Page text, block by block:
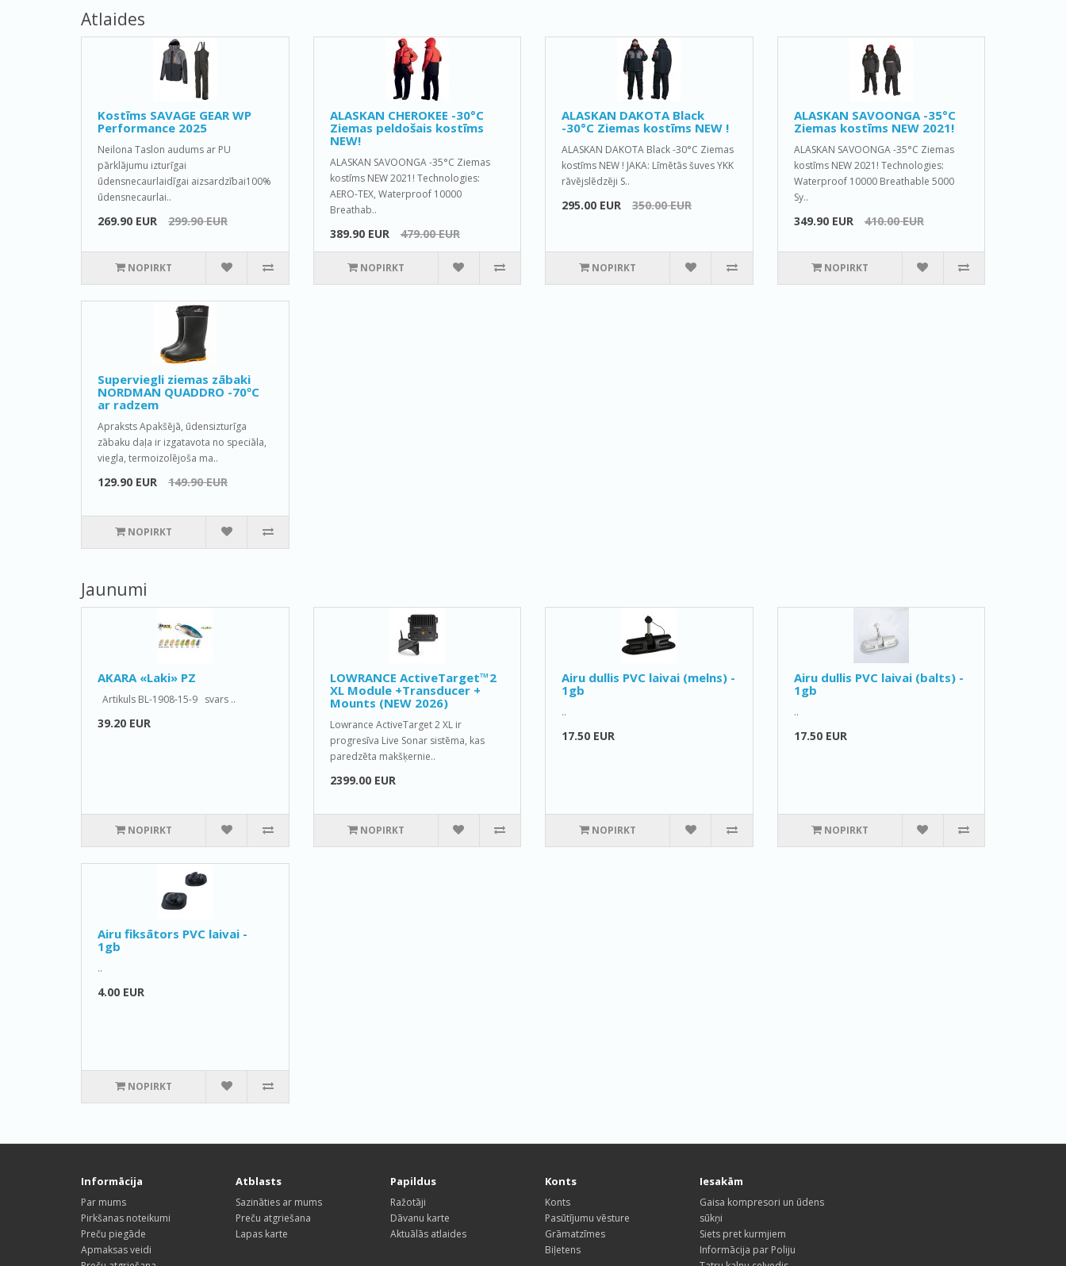
Atlaides
Kostīms SAVAGE GEAR WP
Performance 2025
Neilona Taslon audums ar PU
pārklājumu izturīgai
ūdensnecaurlaidīgai aizsardzībai100%
ūdensnecaurlai..
269.90 EUR 299.90 EUR
NOPIRKT
ALASKAN CHEROKEE -30°C
Ziemas peldošais kostīms
NEW!
ALASKAN SAVOONGA -35°C Ziemas
kostīms NEW 2021! Technologies:
AERO-TEX, Waterproof 10000
Breathab..
389.90 EUR 479.00 EUR
NOPIRKT
ALASKAN DAKOTA Black
-30°C Ziemas kostīms NEW !
ALASKAN DAKOTA Black -30°C Ziemas
kostīms NEW ! JAKA: Līmētās šuves YKK
rāvējslēdzēji S..
295.00 EUR 350.00 EUR
NOPIRKT
ALASKAN SAVOONGA -35°C
Ziemas kostīms NEW 2021!
ALASKAN SAVOONGA -35°C Ziemas
kostīms NEW 2021! Technologies:
Waterproof 10000 Breathable 5000
Sy..
349.90 EUR 410.00 EUR
NOPIRKT
Superviegli ziemas zābaki
NORDMAN QUADDRO -70ºС
ar radzem
Apraksts Apakšējā, ūdensizturīga
zābaku daļa ir izgatavota no speciāla,
viegla, termoizolējoša ma..
129.90 EUR 149.90 EUR
NOPIRKT
Jaunumi
AKARA «Laki» PZ
Artikuls BL-1908-15-9 svars ..
39.20 EUR
NOPIRKT
LOWRANCE ActiveTarget™2
XL Module +Transducer +
Mounts (NEW 2026)
Lowrance ActiveTarget 2 XL ir
progresīva Live Sonar sistēma, kas
paredzēta makšķernie..
2399.00 EUR
NOPIRKT
Airu dullis PVC laivai (melns) -
1gb
..
17.50 EUR
NOPIRKT
Airu dullis PVC laivai (balts) -
1gb
..
17.50 EUR
NOPIRKT
Airu fiksātors PVC laivai -
1gb
..
4.00 EUR
NOPIRKT
Informācija
Par mums
Pirkšanas noteikumi
Preču piegāde
Apmaksas veidi
Atblasts
Sazināties ar mums
Preču atgriešana
Lapas karte
Papildus
Ražotāji
Dāvanu karte
Aktuālās atlaides
Konts
Konts
Pasūtījumu vēsture
Grāmatzīmes
Biļetens
Iesakām
Gaisa kompresori un ūdens
sūkņi
Siets pret kurmjiem
Informācija par Poliju